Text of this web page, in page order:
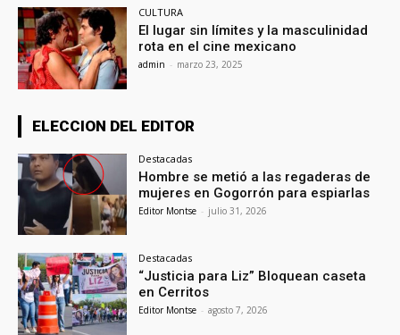
CULTURA
El lugar sin límites y la masculinidad
rota en el cine mexicano
admin - marzo 23, 2025
ELECCION DEL EDITOR
Destacadas
Hombre se metió a las regaderas de
mujeres en Gogorrón para espiarlas
Editor Montse - julio 31, 2026
Destacadas
“Justicia para Liz” Bloquean caseta
en Cerritos
Editor Montse - agosto 7, 2026